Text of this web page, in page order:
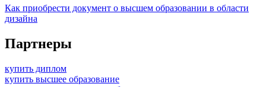
Как приобрести документ о высшем образовании в области
дизайна
Партнеры
купить диплом
купить высшее образование